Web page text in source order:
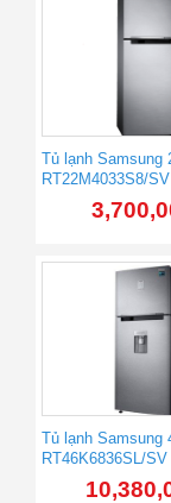
Tủ lạnh Samsung
RT22M4033S8/SV
Tủ lạnh Samsung
RT46K6836SL/SV